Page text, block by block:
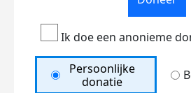
Ik doe een anonieme
Persoonlijke
donatie